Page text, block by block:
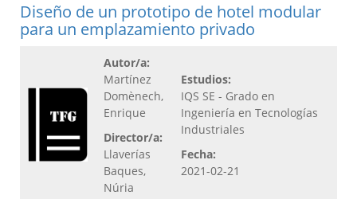
Diseño de un prototipo de hotel modular
para un emplazamiento privado
Autor/a:
Martínez
Domènech,
Enrique
Director/a:
Llaverías
Baques,
Núria
Estudios:
IQS SE - Grado en
Ingeniería en Tecnologías
Industriales
Fecha:
2021-02-21